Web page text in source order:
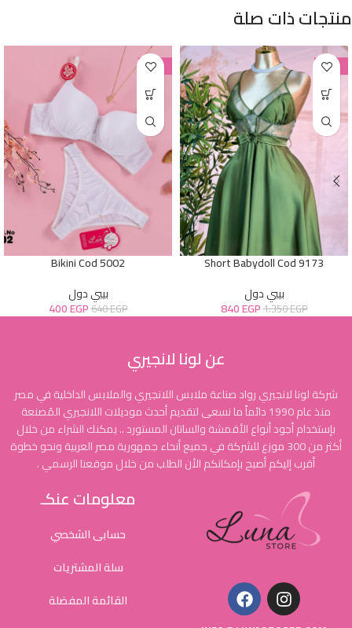
منتجات ذات صلة
-38%
Short Babydoll Cod 9173
بيبي دول
1.350EGP
840EGP
-38%
Bikini Cod 5002
بيبي دول
640EGP
400EGP
عن لونا لانجيري
شركة لونا لانجيري رواد صناعة ملابس اللانجيري والملابس الداخلية في مصر
منذ عام 1990 دائماً ما نسعى لتقديم أحدث موديلات اللانجيري المُصنعة
بإستخدام أجود أنواع الأقمشة والساتان المستورد .. يمكنك الشراء من خلال
أكثر من 300 موزع للشركة في جميع أنحاء جمهورية مصر العربية ونحو خطوة
أقرب إليكم أصبح بإمكانكم الأن الطلب من خلال موقعنا الرسمي .
معلومات عنكـ
حسابى الشخصي
سلة المشتريات
القائمة المفضلة